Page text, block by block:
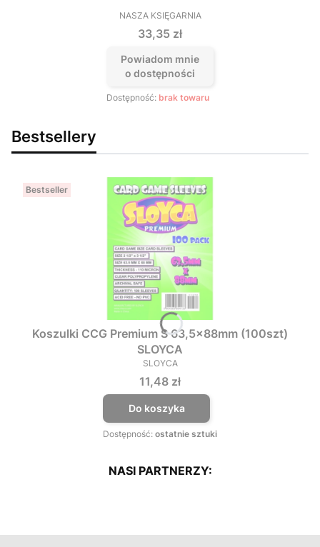
PRODUCENT
NASZA KSIĘGARNIA
Cena
33,35 zł
Powiadom mnie
o dostępności
Dostępność: brak towaru
Bestsellery
Bestseller
Koszulki CCG Premium S 63,5x88mm (100szt)
SLOYCA
PRODUCENT
SLOYCA
Cena
11,48 zł
Do koszyka
Dostępność: ostatnie sztuki
NASI PARTNERZY: